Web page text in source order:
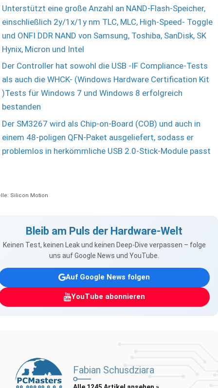
Unterstützt eine große Anzahl an NAND-Flash-Speicher,
einschließlich 2y/1x/1y nm TLC, MLC, High-Speed- Toggle
und ONFI DDR NAND von Samsung, Toshiba, SanDisk, SK
Hynix, Micron und Intel
Der Controller hat sowohl die USB -IF Compliance-Tests
als auch die WHCK- (Windows Hardware Certification Kit
)Tests für Windows 7 und Windows 8 erfolgreich
bestanden
Der SM3267 wird als Chip-on-Board (COB) und auch in
einem 48-poligen QFN-Paket ausgeliefert, sodass er
problemlos in herkömmliche USB 2.0-Stick-Module passt
Silicon Motion
Bleib am Puls der Hardware-Welt
Keinen Test, keinen Leak und keinen Deep-Dive verpassen – folge
uns auf Google News und YouTube.
Auf Google News folgen
YouTube abonnieren
Fabian Schusdziara